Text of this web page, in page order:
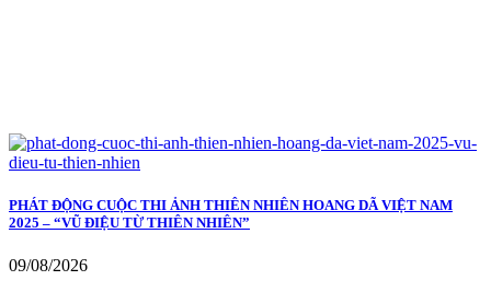
PHÁT ĐỘNG CUỘC THI ẢNH THIÊN NHIÊN HOANG DÃ VIỆT NAM
2025 – “VŨ ĐIỆU TỪ THIÊN NHIÊN”
09/08/2026